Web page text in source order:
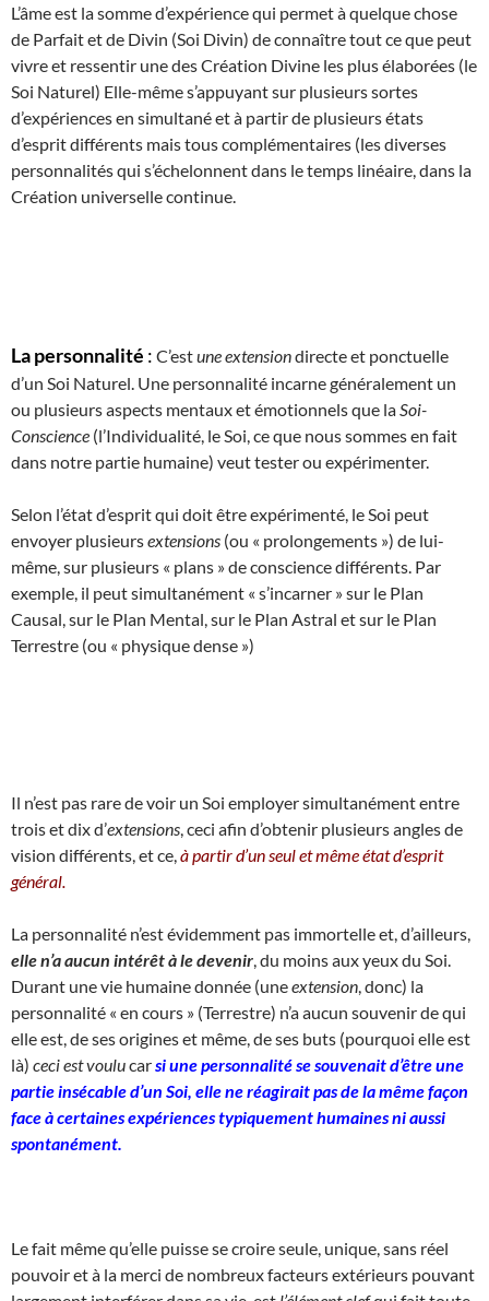
L’âme est la somme d’expérience qui permet à quelque chose
de Parfait et de Divin (Soi Divin) de connaître tout ce que peut
vivre et ressentir une des Création Divine les plus élaborées (le
Soi Naturel) Elle-même s’appuyant sur plusieurs sortes
d’expériences en simultané et à partir de plusieurs états
d’esprit différents mais tous complémentaires (les diverses
personnalités qui s’échelonnent dans le temps linéaire, dans la
Création universelle continue.
La personnalité : C’estune extensiondirecte et ponctuelle
d’un Soi Naturel. Une personnalité incarne généralement un
ou plusieurs aspects mentaux et émotionnels que la Soi-
Conscience (l’Individualité, le Soi, ce que nous sommes en fait
dans notre partie humaine) veut tester ou expérimenter.
Selon l’état d’esprit qui doit être expérimenté, le Soi peut
envoyer plusieursextensions (ou « prolongements ») de lui-
même, sur plusieurs « plans » de conscience différents. Par
exemple, il peut simultanément « s’incarner » sur le Plan
Causal, sur le Plan Mental, sur le Plan Astral et sur le Plan
Terrestre (ou « physique dense »)
Il n’est pas rare de voir un Soi employer simultanément entre
trois et dix d’extensions , ceci afin d’obtenir plusieurs angles de
vision différents, et ce, à partir d’un seul et même état d’esprit
général.
La personnalité n’est évidemment pas immortelle et, d’ailleurs,
elle n’a aucun intérêt à le devenir , du moins aux yeux du Soi.
Durant une vie humaine donnée (uneextension , donc) la
personnalité « en cours » (Terrestre) n’a aucun souvenir de qui
elle est, de ses origines et même, de ses buts (pourquoi elle est
là) ceci est voulucarsi une personnalité se souvenait d’être une
partie insécable d’un Soi, elle ne réagirait pas de la même façon
face à certaines expériences typiquement humaines ni aussi
spontanément.
Le fait même qu’elle puisse se croire seule, unique, sans réel
pouvoir et à la merci de nombreux facteurs extérieurs pouvant